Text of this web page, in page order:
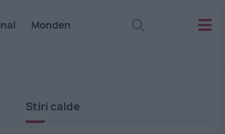
Monden
Stiri calde